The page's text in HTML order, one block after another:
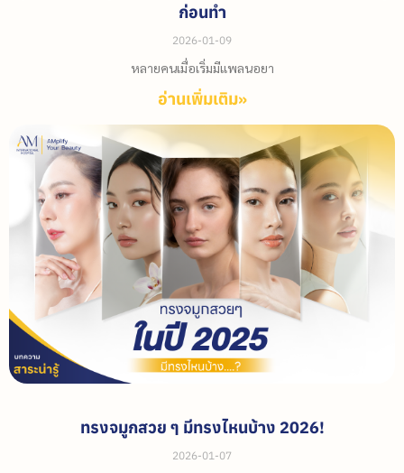
ก่อนทำ
2026-01-09
หลายคนเมื่อเริ่มมีแพลนอยา
อ่านเพิ่มเติม»
ทรงจมูกสวย ๆ มีทรงไหนบ้าง 2026!
2026-01-07